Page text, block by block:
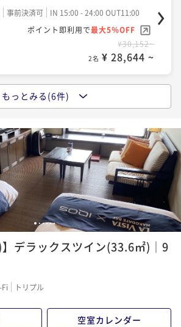
¥37,788~
2名 ¥ 35,898 ~
朝食付＞浪漫あふれる港町で優雅
よりも函館らしいホテルに～
事前決済可
IN 15:00 - 26:00 OUT11:00
¥39,790~
2名 ¥ 37,800 ~
＜朝食付＞高層階＆函館山側、こ
を…
事前決済可
IN 15:00 - 24:00 OUT11:00
ポイント即利用で最大5％OFF
STAY】＜朝食付＞ホテルライフ
事前決済可
IN 15:00 - 24:00 OUT11:00
ポイント即利用で最大5％OFF
¥30,152~
2名 ¥ 28,644 ~
素泊り＞浪漫あふれる港町で優雅
事前決済可
IN 15:00 - 26:00 OUT11:00
ポイント即利用で最大5％OFF
¥31,740~
2名 ¥ 30,153 ~
ョートステイ】＜朝食付＞17時IN
春の函館観光＆出張にも♪
もっとみる(6件)
123456
】デラックスツイン(33.6㎡)｜9
Fi トリプル
空室カレンダー